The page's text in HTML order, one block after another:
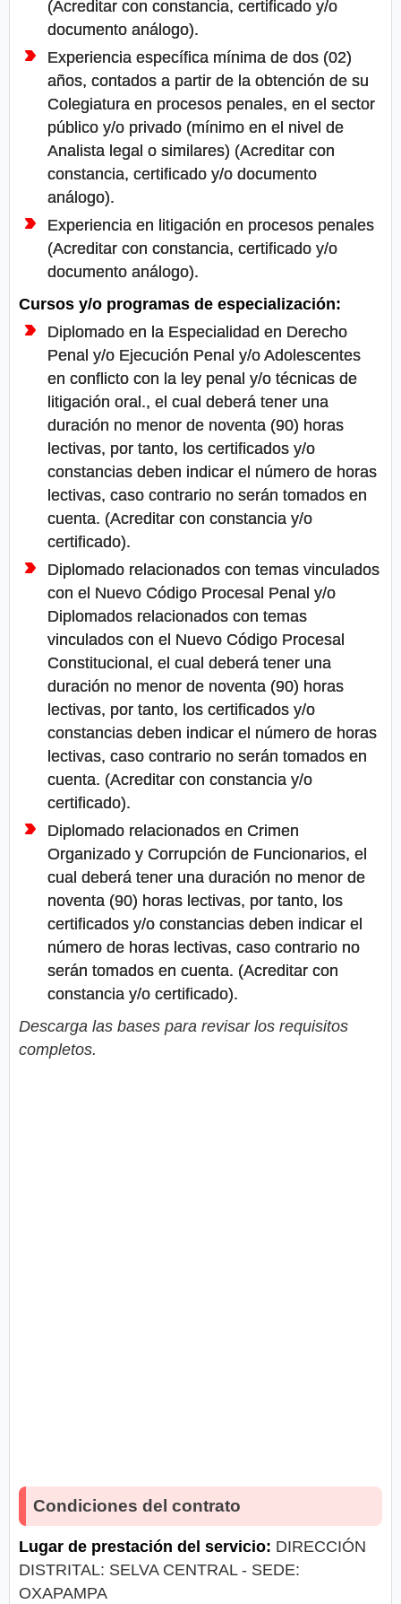
(Acreditar con constancia, certificado y/o
documento análogo).
Experiencia específica mínima de dos (02)
años, contados a partir de la obtención de su
Colegiatura en procesos penales, en el sector
público y/o privado (mínimo en el nivel de
Analista legal o similares) (Acreditar con
constancia, certificado y/o documento
análogo).
Experiencia en litigación en procesos penales
(Acreditar con constancia, certificado y/o
documento análogo).
Cursos y/o programas de especialización:
Diplomado en la Especialidad en Derecho
Penal y/o Ejecución Penal y/o Adolescentes
en conflicto con la ley penal y/o técnicas de
litigación oral., el cual deberá tener una
duración no menor de noventa (90) horas
lectivas, por tanto, los certificados y/o
constancias deben indicar el número de horas
lectivas, caso contrario no serán tomados en
cuenta. (Acreditar con constancia y/o
certificado).
Diplomado relacionados con temas vinculados
con el Nuevo Código Procesal Penal y/o
Diplomados relacionados con temas
vinculados con el Nuevo Código Procesal
Constitucional, el cual deberá tener una
duración no menor de noventa (90) horas
lectivas, por tanto, los certificados y/o
constancias deben indicar el número de horas
lectivas, caso contrario no serán tomados en
cuenta. (Acreditar con constancia y/o
certificado).
Diplomado relacionados en Crimen
Organizado y Corrupción de Funcionarios, el
cual deberá tener una duración no menor de
noventa (90) horas lectivas, por tanto, los
certificados y/o constancias deben indicar el
número de horas lectivas, caso contrario no
serán tomados en cuenta. (Acreditar con
constancia y/o certificado).
Descarga las bases para revisar los requisitos
completos.
Condiciones del contrato
Lugar de prestación del servicio: DIRECCIÓN
DISTRITAL: SELVA CENTRAL - SEDE:
OXAPAMPA